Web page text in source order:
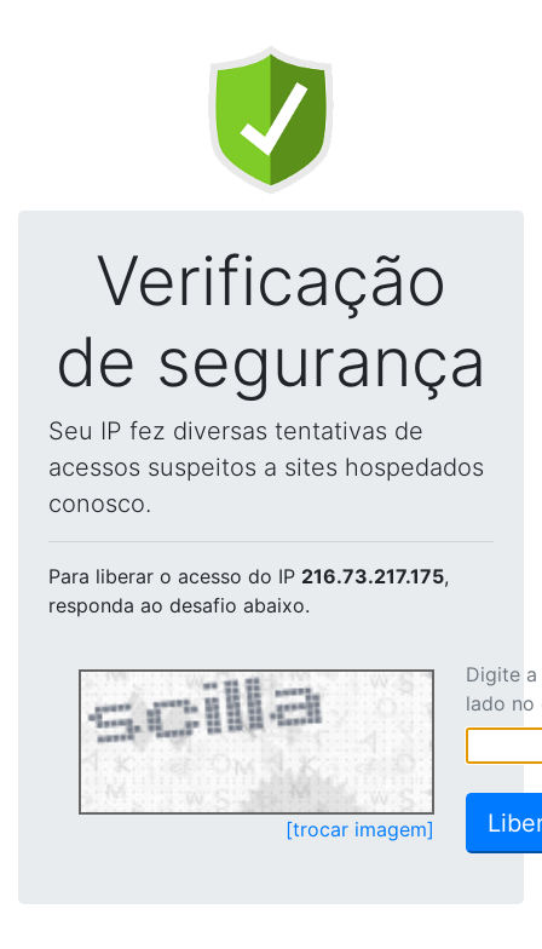
Verificação
de segurança
Seu IP fez diversas tentativas de
acessos suspeitos a sites hospedados
conosco.
Para liberar o acesso do IP 216.73.217.175,
responda ao desafio abaixo.
[trocar imagem]
Digite
lado no